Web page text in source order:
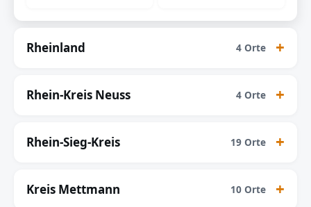
Rheinland 4 Orte
Rhein-Kreis Neuss 4 Orte
Rhein-Sieg-Kreis 19 Orte
Kreis Mettmann 10 Orte